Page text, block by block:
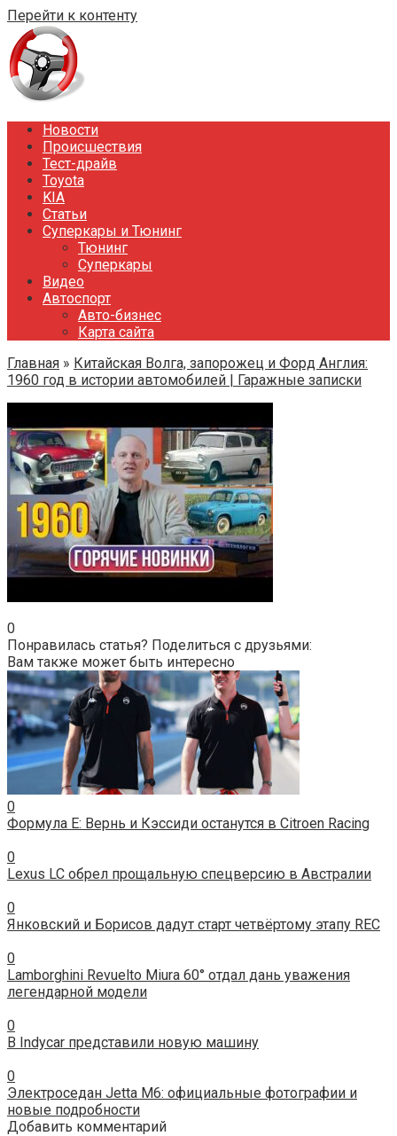
Перейти к контенту
Новости
Происшествия
Тест-драйв
Toyota
KIA
Статьи
Суперкары и Тюнинг
Тюнинг
Суперкары
Видео
Автоспорт
Авто-бизнес
Карта сайта
Главная » Китайская Волга, запорожец и Форд Англия:
1960 год в истории автомобилей | Гаражные записки
0
Понравилась статья? Поделиться с друзьями:
Вам также может быть интересно
0
Формула Е: Вернь и Кэссиди останутся в Citroen Racing
0
Lexus LC обрел прощальную спецверсию в Австралии
0
Янковский и Борисов дадут старт четвёртому этапу REC
0
Lamborghini Revuelto Miura 60° отдал дань уважения
легендарной модели
0
В Indycar представили новую машину
0
Электроседан Jetta M6: официальные фотографии и
новые подробности
Добавить комментарий